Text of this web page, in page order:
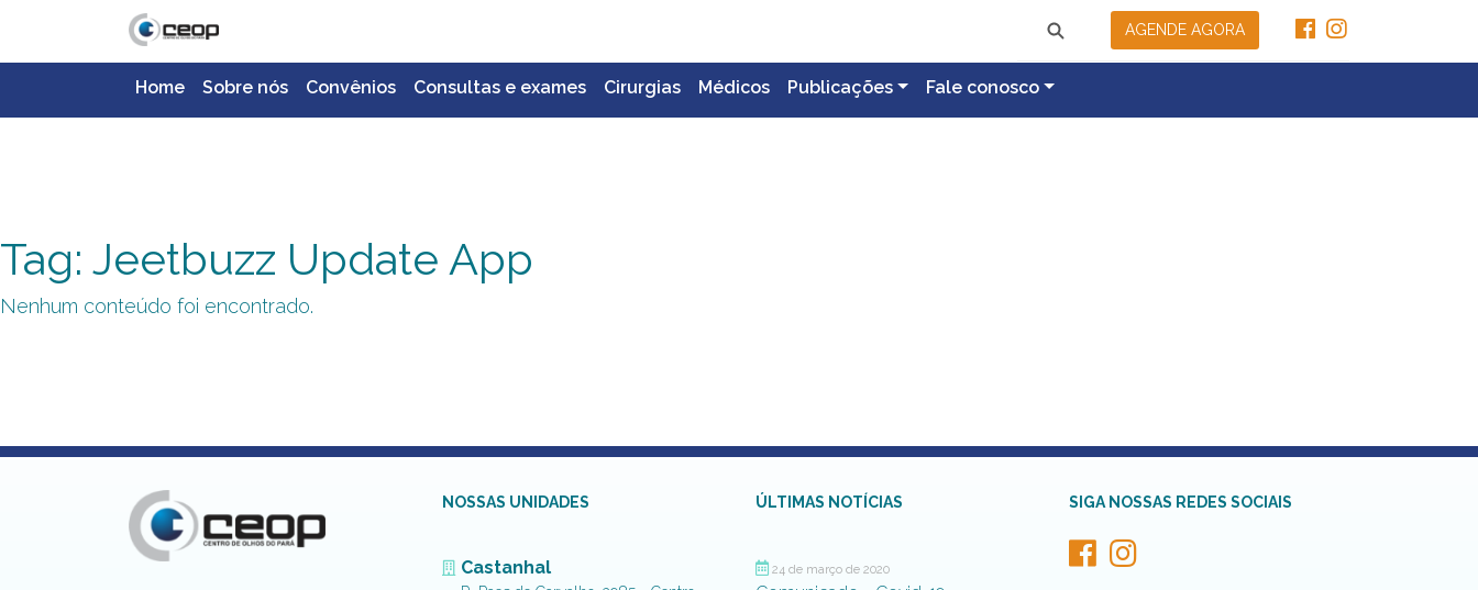
AGENDE AGORA
Home Sobre nós Convênios Consultas e exames Cirurgias Médicos Publicações Fale conosco
Tag: Jeetbuzz Update App
Nenhum conteúdo foi encontrado.
NOSSAS UNIDADES
Castanhal
ÚLTIMAS NOTÍCIAS
24 de março de 2020
SIGA NOSSAS REDES SOCIAIS